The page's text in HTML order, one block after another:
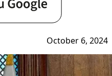
October 6, 2024